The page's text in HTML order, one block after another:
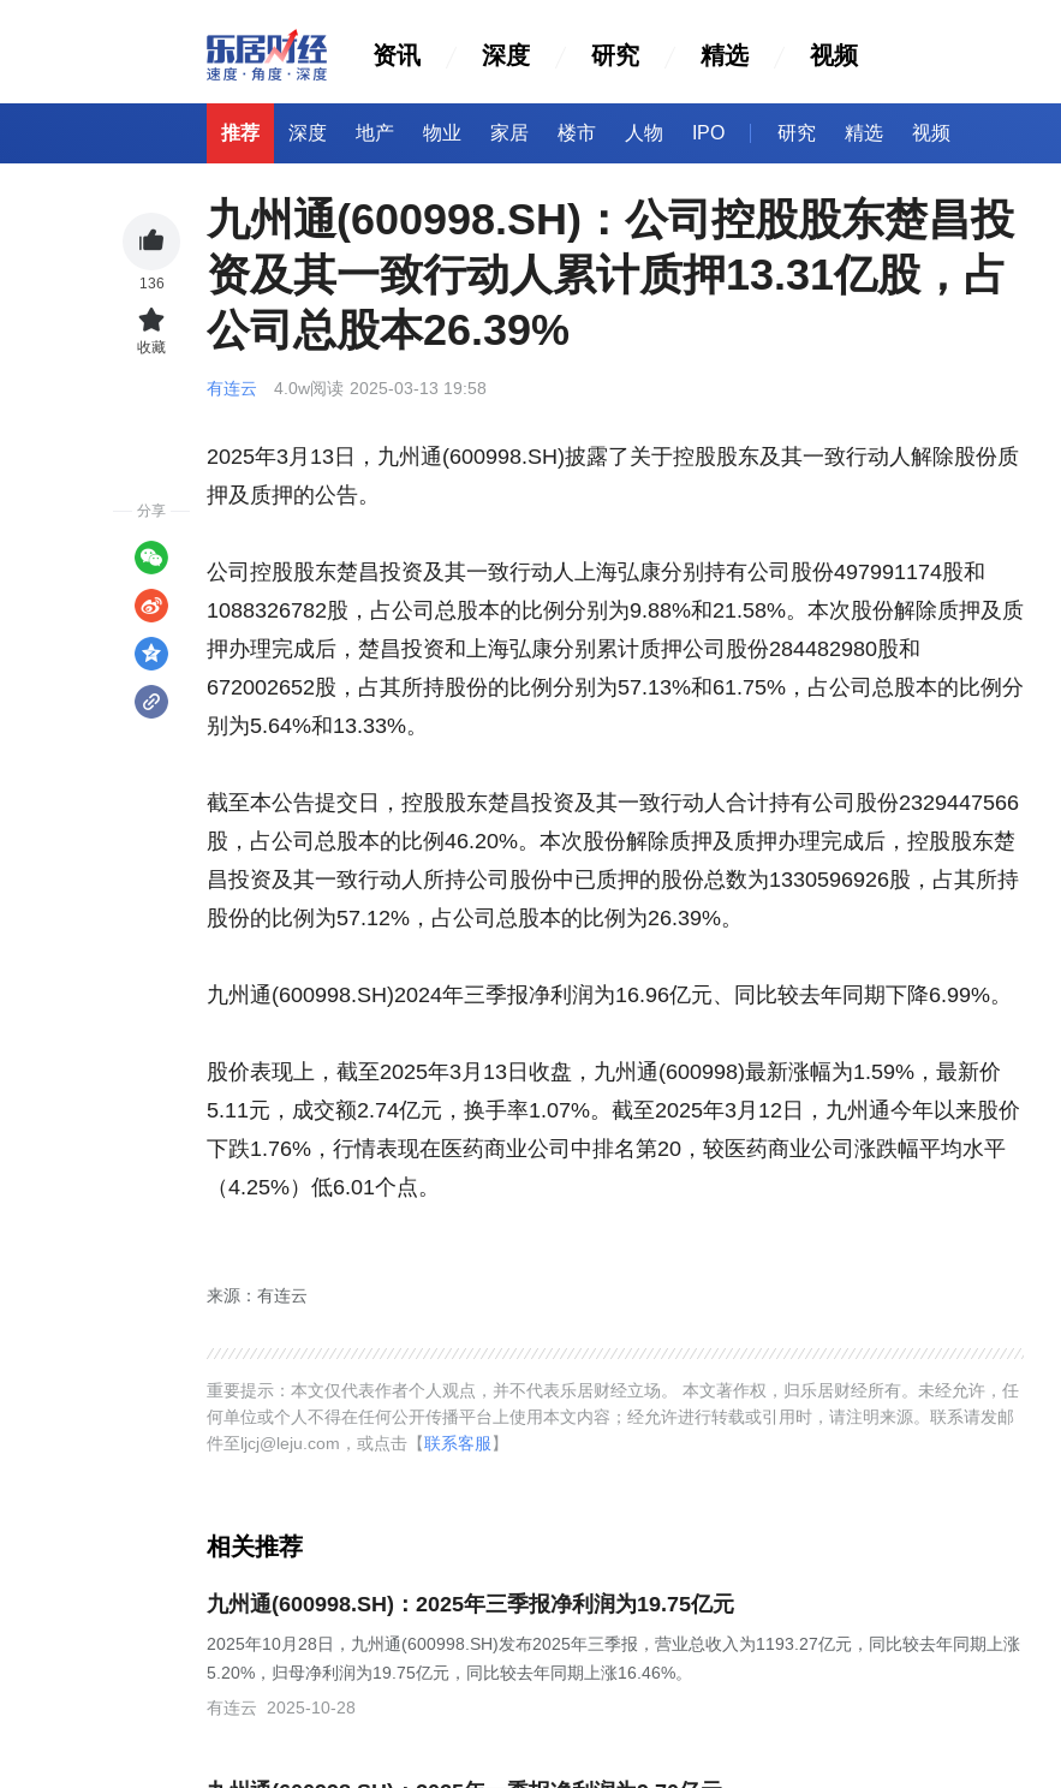
资讯 深度 研究 精选 视频
推荐 深度 地产 物业 家居 楼市 人物 IPO 研究 精选 视频
九州通(600998.SH)：公司控股股东楚昌投
资及其一致行动人累计质押13.31亿股，占
公司总股本26.39%
有连云 4.0w阅读 2025-03-13 19:58
2025年3月13日，九州通(600998.SH)披露了关于控股股东及其一致行动人解除股份质
押及质押的公告。
公司控股股东楚昌投资及其一致行动人上海弘康分别持有公司股份497991174股和
1088326782股，占公司总股本的比例分别为9.88%和21.58%。本次股份解除质押及质
押办理完成后，楚昌投资和上海弘康分别累计质押公司股份284482980股和
672002652股，占其所持股份的比例分别为57.13%和61.75%，占公司总股本的比例分
别为5.64%和13.33%。
截至本公告提交日，控股股东楚昌投资及其一致行动人合计持有公司股份2329447566
股，占公司总股本的比例46.20%。本次股份解除质押及质押办理完成后，控股股东楚
昌投资及其一致行动人所持公司股份中已质押的股份总数为1330596926股，占其所持
股份的比例为57.12%，占公司总股本的比例为26.39%。
九州通(600998.SH)2024年三季报净利润为16.96亿元、同比较去年同期下降6.99%。
股价表现上， 截至2025年3月13日收盘，九州通(600998)最新涨幅为1.59%，最新价
5.11元，成交额2.74亿元，换手率1.07%。截至2025年3月12日，九州通今年以来股价
下跌1.76%，行情表现在医药商业公司中排名第20，较医药商业公司涨跌幅平均水平
（4.25%）低6.01个点。
来源：有连云
重要提示：本文仅代表作者个人观点，并不代表乐居财经立场。 本文著作权，归乐居财经所有。未经允许，任
何单位或个人不得在任何公开传播平台上使用本文内容；经允许进行转载或引用时，请注明来源。联系请发邮
件至ljcj@leju.com，或点击【联系客服】
相关推荐
九州通(600998.SH)：2025年三季报净利润为19.75亿元
2025年10月28日，九州通(600998.SH)发布2025年三季报，营业总收入为1193.27亿元，同比较去年同期上涨
5.20%，归母净利润为19.75亿元，同比较去年同期上涨16.46%。
有连云
2025-10-28
136
收藏
分享